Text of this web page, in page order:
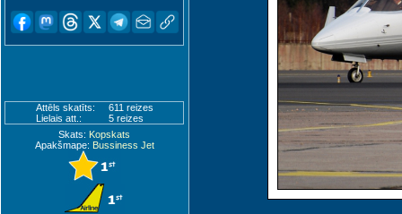
Attēls skatīts:
611 reizes
Lielais att.:
5 reizes
Skats: Kopskats
Apakšmape: Bussiness Jet